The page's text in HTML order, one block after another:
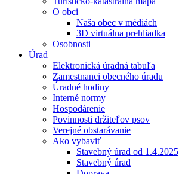
O obci
Naša obec v médiách
3D virtuálna prehliadka
Osobnosti
Úrad
Elektronická úradná tabuľa
Zamestnanci obecného úradu
Úradné hodiny
Interné normy
Hospodárenie
Povinnosti držiteľov psov
Verejné obstarávanie
Ako vybaviť
Stavebný úrad od 1.4.2025
Stavebný úrad